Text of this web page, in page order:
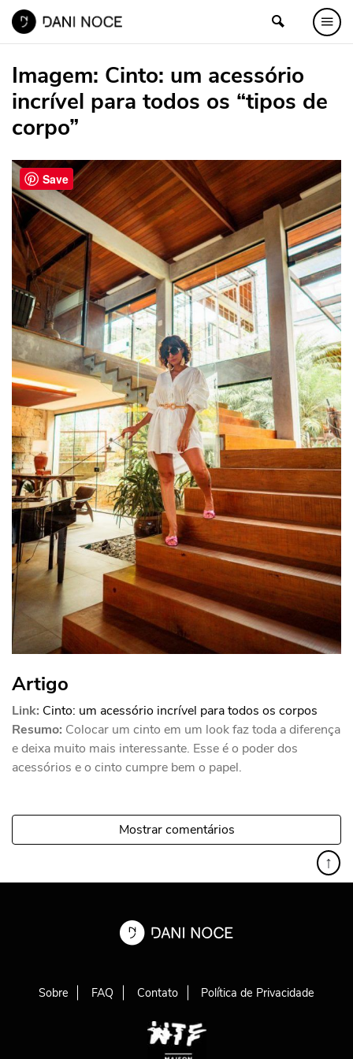
Imagem: Cinto: um acessório
incrível para todos os “tipos de
corpo”
Artigo
Link: Cinto: um acessório incrível para todos os corpos
Resumo: Colocar um cinto em um look faz toda a diferença
e deixa muito mais interessante. Esse é o poder dos
acessórios e o cinto cumpre bem o papel.
Mostrar comentários
↑
Sobre FAQ Contato Política de Privacidade
Save